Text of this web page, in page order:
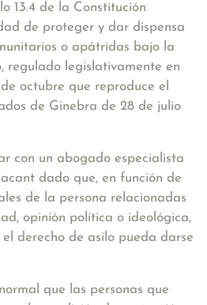
13.4 de la Constitución
de proteger y dar dispensa
o apátridas bajo la
, regulado legislativamente en
octubre que reproduce el
de Ginebra de 28 de julio
con un abogado especialista
dado que, en función de
de la persona relacionadas
opinión política o ideológica,
derecho de asilo pueda darse
que las personas que